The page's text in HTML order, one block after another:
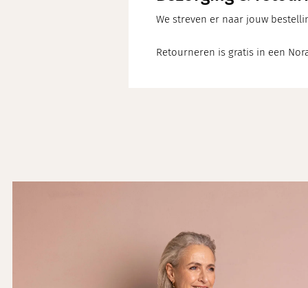
We streven er naar jouw
Retourneren is gratis in een